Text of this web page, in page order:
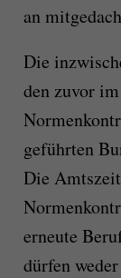
an
Die
den zuvor
geführten
Die
erneute
dürfen